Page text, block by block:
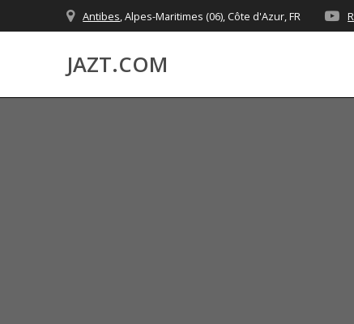
to
Antibes, Alpes-Maritimes (06), Côte d'Azur, FR
JAZT.COM